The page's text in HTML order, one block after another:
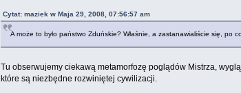
Cytat: maziek w Maja 29, 2008, 07:56:57 am
A może to było państwo Zduńskie? Właśnie, a zastanawialiście się, po
Tu obserwujemy ciekawą metamorfozę poglądów Mistrza,
które są niezbędne rozwiniętej cywilizacji.